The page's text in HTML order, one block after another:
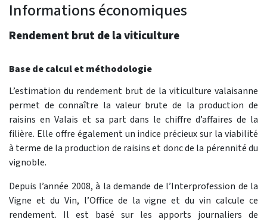
Informations économiques
Rendement brut de la viticulture
Base de calcul et méthodologie
L’estimation du rendement brut de la viticulture valaisanne
permet de connaître la valeur brute de la production de
raisins en Valais et sa part dans le chiffre d’affaires de la
filière. Elle offre également un indice précieux sur la viabilité
à terme de la production de raisins et donc de la pérennité du
vignoble.
Depuis l’année 2008, à la demande de l’Interprofession de la
Vigne et du Vin, l’Office de la vigne et du vin calcule ce
rendement. Il est basé sur les apports journaliers de